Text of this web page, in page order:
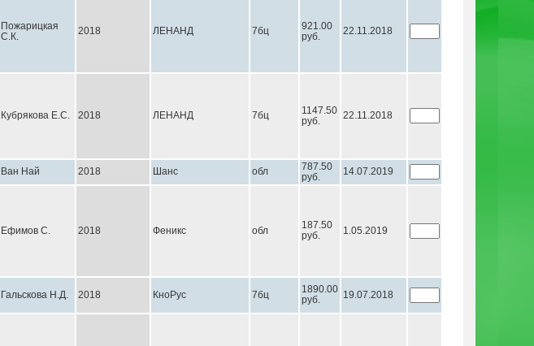
Пожарицкая
С.К.
2018 ЛЕНАНД 7бц
921.00
руб.
22.11.2018
Кубрякова Е.С. 2018 ЛЕНАНД 7бц
1147.50
руб.
22.11.2018
Ван Най 2018 Шанс обл
787.50
руб.
14.07.2019
Ефимов С. 2018 Феникс обл
187.50
руб.
1.05.2019
Гальскова Н.Д. 2018 КноРус 7бц
1890.00
руб.
19.07.2018